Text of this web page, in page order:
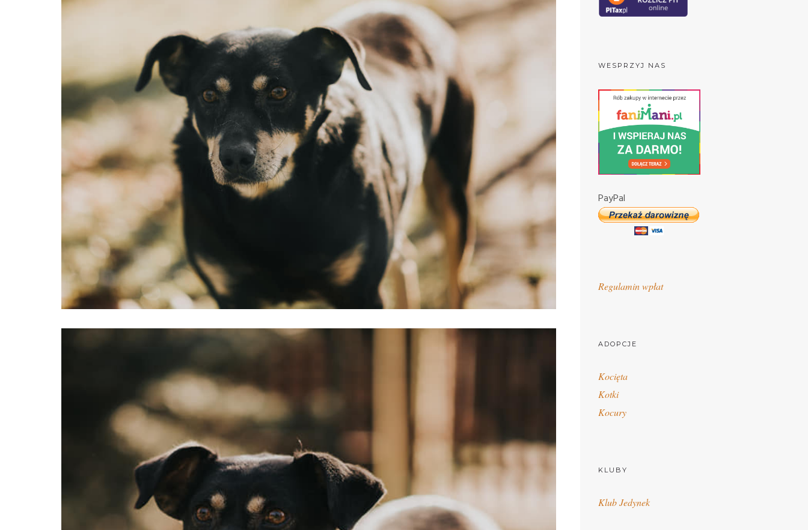
WESPRZYJ NAS
PayPal
Regulamin wpłat
ADOPCJE
Kocięta
Kotki
Kocury
KLUBY
Klub Jedynek